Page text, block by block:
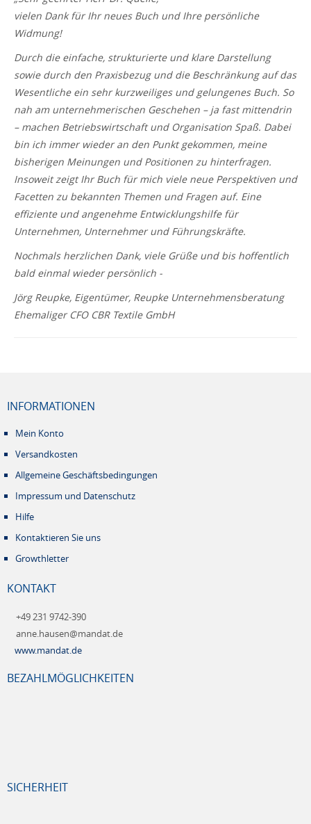
vielen Dank für Ihr neues Buch und Ihre persönliche
Widmung!
Durch die einfache, strukturierte und klare Darstellung
sowie durch den Praxisbezug und die Beschränkung auf das
Wesentliche ein sehr kurzweiliges und gelungenes Buch. So
nah am unternehmerischen Geschehen – ja fast mittendrin
– machen Betriebswirtschaft und Organisation Spaß. Dabei
bin ich immer wieder an den Punkt gekommen, meine
bisherigen Meinungen und Positionen zu hinterfragen.
Insoweit zeigt Ihr Buch für mich viele neue Perspektiven und
Facetten zu bekannten Themen und Fragen auf. Eine
effiziente und angenehme Entwicklungshilfe für
Unternehmen, Unternehmer und Führungskräfte.
Nochmals herzlichen Dank, viele Grüße und bis hoffentlich
bald einmal wieder persönlich -
Jörg Reupke, Eigentümer, Reupke Unternehmensberatung
Ehemaliger CFO CBR Textile GmbH
INFORMATIONEN
Mein Konto
Versandkosten
Allgemeine Geschäftsbedingungen
Impressum und Datenschutz
Hilfe
Kontaktieren Sie uns
Growthletter
KONTAKT
+49 231 9742-390
anne.hausen@mandat.de
www.mandat.de
BEZAHLMÖGLICHKEITEN
SICHERHEIT